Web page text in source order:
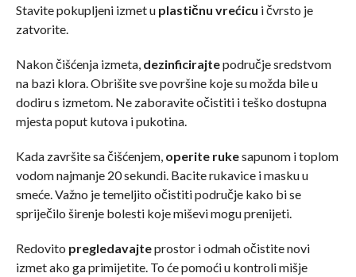
Stavite pokupljeni izmet u plastičnu vrećicu i čvrsto je
zatvorite.
Nakon čišćenja izmeta, dezinficirajtepodručje sredstvom
na bazi klora. Obrišite sve površine koje su možda bile u
dodiru s izmetom. Ne zaboravite očistiti i teško dostupna
mjesta poput kutova i pukotina.
Kada završite sa čišćenjem, operite rukesapunom i toplom
vodom najmanje 20 sekundi. Bacite rukavice i masku u
smeće. Važno je temeljito očistiti područje kako bi se
spriječilo širenje bolesti koje miševi mogu prenijeti.
Redovito pregledavajteprostor i odmah očistite novi
izmet ako ga primijetite. To će pomoći u kontroli mišje